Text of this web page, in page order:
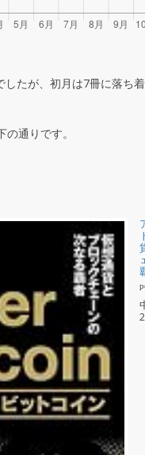
したが、初月は7冊に落ち
通りです。